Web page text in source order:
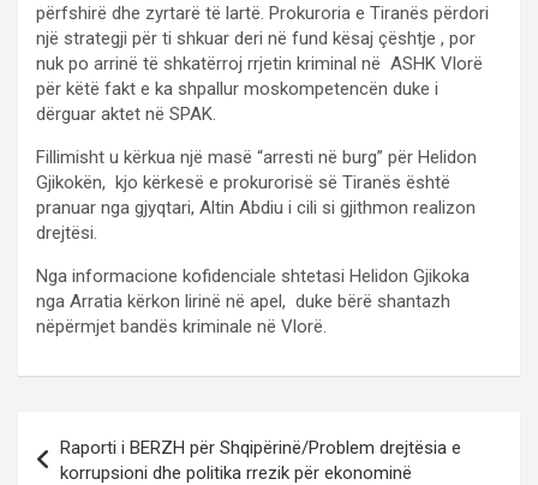
përfshirë dhe zyrtarë të lartë. Prokuroria e Tiranës përdori
një strategji për ti shkuar deri në fund kësaj çështje , por
nuk po arrinë të shkatërroj rrjetin kriminal në ASHK Vlorë
për këtë fakt e ka shpallur moskompetencën duke i
dërguar aktet në SPAK.
Fillimisht u kërkua një masë “arresti në burg” për Helidon
Gjikokën, kjo kërkesë e prokurorisë së Tiranës është
pranuar nga gjyqtari, Altin Abdiu i cili si gjithmon realizon
drejtësi.
Nga informacione kofidenciale shtetasi Helidon Gjikoka
nga Arratia kërkon lirinë në apel, duke bërë shantazh
nëpërmjet bandës kriminale në Vlorë.
Raporti i BERZH për Shqipërinë/Problem drejtësia e
korrupsioni dhe politika rrezik për ekonominë